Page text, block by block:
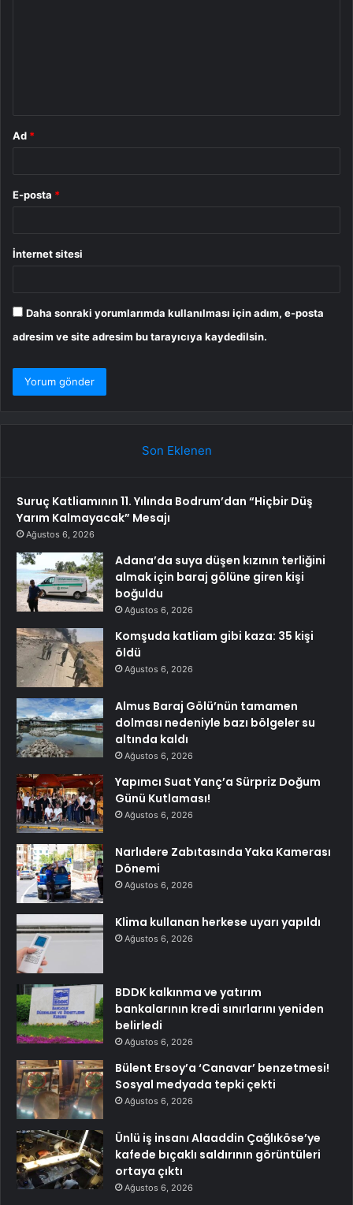
Ad *
E-posta *
İnternet sitesi
Daha sonraki yorumlarımda kullanılması için adım, e-posta
adresim ve site adresim bu tarayıcıya kaydedilsin.
Son Eklenen
Suruç Katliamının 11. Yılında Bodrum’dan “Hiçbir Düş
Yarım Kalmayacak” Mesajı
Ağustos 6, 2026
Adana’da suya düşen kızının terliğini
almak için baraj gölüne giren kişi
boğuldu
Ağustos 6, 2026
Komşuda katliam gibi kaza: 35 kişi
öldü
Ağustos 6, 2026
Almus Baraj Gölü’nün tamamen
dolması nedeniyle bazı bölgeler su
altında kaldı
Ağustos 6, 2026
Yapımcı Suat Yanç’a Sürpriz Doğum
Günü Kutlaması!
Ağustos 6, 2026
Narlıdere Zabıtasında Yaka Kamerası
Dönemi
Ağustos 6, 2026
Klima kullanan herkese uyarı yapıldı
Ağustos 6, 2026
BDDK kalkınma ve yatırım
bankalarının kredi sınırlarını yeniden
belirledi
Ağustos 6, 2026
Bülent Ersoy’a ‘Canavar’ benzetmesi!
Sosyal medyada tepki çekti
Ağustos 6, 2026
Ünlü iş insanı Alaaddin Çağlıköse’ye
kafede bıçaklı saldırının görüntüleri
ortaya çıktı
Ağustos 6, 2026